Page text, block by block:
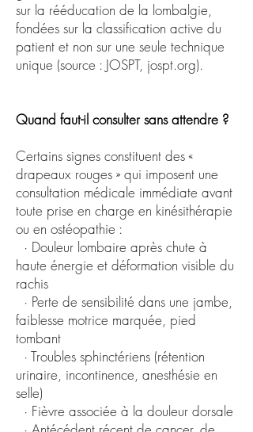
sur la rééducation de la lombalgie,
fondées sur la classification active du
patient et non sur une seule technique
unique (source : JOSPT, jospt.org).
Quand faut-il consulter sans attendre ?
Certains signes constituent des «
drapeaux rouges » qui imposent une
consultation médicale immédiate avant
toute prise en charge en kinésithérapie
ou en ostéopathie :
· Douleur lombaire après chute à
haute énergie et déformation visible du
rachis
· Perte de sensibilité dans une jambe,
faiblesse motrice marquée, pied
tombant
· Troubles sphinctériens (rétention
urinaire, incontinence, anesthésie en
selle)
· Fièvre associée à la douleur dorsale